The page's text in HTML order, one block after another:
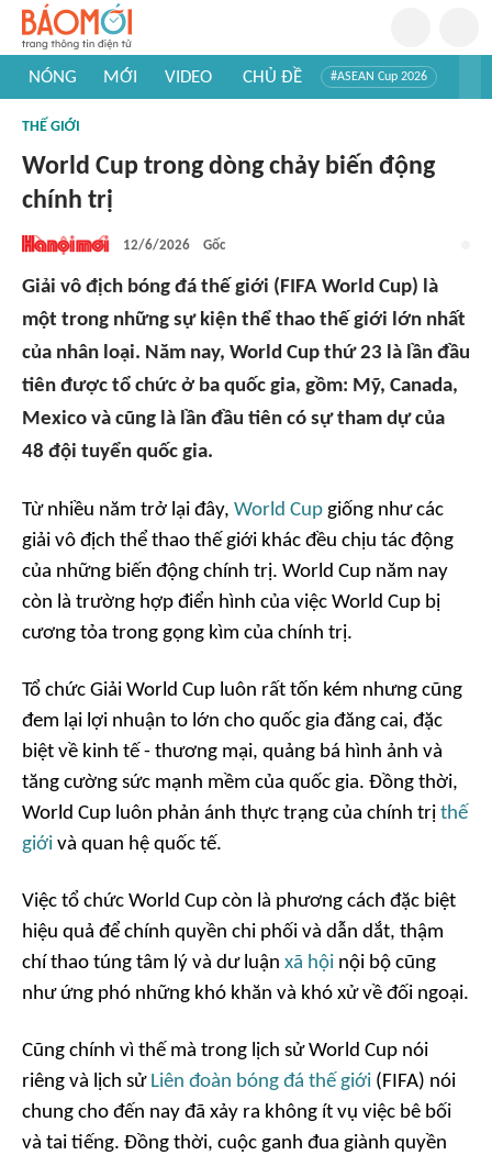
NÓNG MỚI VIDEO CHỦ ĐỀ #ASEAN Cup 2026
#Khám phá thế giới
THẾ GIỚI
World Cup trong dòng chảy biến động
chính trị
12/6/2026 Gốc
Giải vô địch bóng đá thế giới (FIFA World Cup) là
một trong những sự kiện thể thao thế giới lớn nhất
của nhân loại. Năm nay, World Cup thứ 23 là lần đầu
tiên được tổ chức ở ba quốc gia, gồm: Mỹ, Canada,
Mexico và cũng là lần đầu tiên có sự tham dự của
48 đội tuyển quốc gia.
Từ nhiều năm trở lại đây, World Cup giống như các
giải vô địch thể thao thế giới khác đều chịu tác động
của những biến động chính trị. World Cup năm nay
còn là trường hợp điển hình của việc World Cup bị
cương tỏa trong gọng kìm của chính trị.
Tổ chức Giải World Cup luôn rất tốn kém nhưng cũng
đem lại lợi nhuận to lớn cho quốc gia đăng cai, đặc
biệt về kinh tế - thương mại, quảng bá hình ảnh và
tăng cường sức mạnh mềm của quốc gia. Đồng thời,
World Cup luôn phản ánh thực trạng của chính trị thế
giới và quan hệ quốc tế.
Việc tổ chức World Cup còn là phương cách đặc biệt
hiệu quả để chính quyền chi phối và dẫn dắt, thậm
chí thao túng tâm lý và dư luận xã hội nội bộ cũng
như ứng phó những khó khăn và khó xử về đối ngoại.
Cũng chính vì thế mà trong lịch sử World Cup nói
riêng và lịch sử Liên đoàn bóng đá thế giới (FIFA) nói
chung cho đến nay đã xảy ra không ít vụ việc bê bối
và tai tiếng. Đồng thời, cuộc ganh đua giành quyền